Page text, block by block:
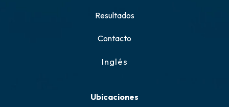
Resultados
Contacto
Inglés
Ubicaciones